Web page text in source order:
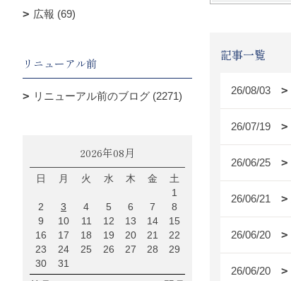
記事一覧
26/08/03
26/07/19
26/06/25
26/06/21
26/06/20
26/06/20
広報 (69)
リニューアル前
リニューアル前のブログ (2271)
2026年08月
日 月 火 水 木 金
土
1
2
3 4 5 6 7
8
9
10 11 12 13 14
15
16
17 18 19 20 21
22
23
24 25 26 27 28
29
30
31